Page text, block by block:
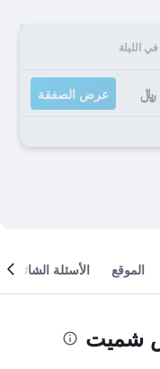
الليلة
عرض الصفقة
الموقع الأسئلة الشائعة
شميت